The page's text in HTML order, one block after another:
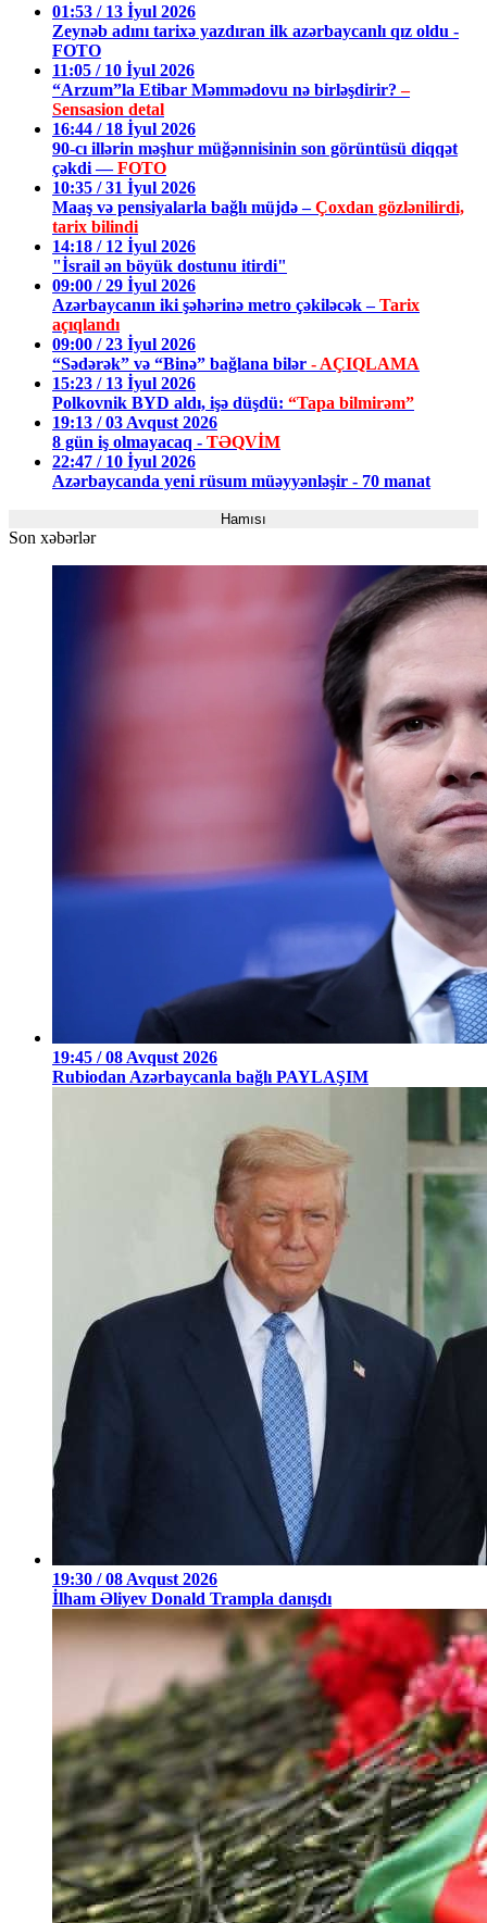
01:53 / 13 İyul 2026
Zeynəb adını tarixə yazdıran ilk azərbaycanlı qız oldu -
FOTO
11:05 / 10 İyul 2026
“Arzum”la Etibar Məmmədovu nə birləşdirir?–
Sensasion detal
16:44 / 18 İyul 2026
90-cı illərin məşhur müğənnisinin son görüntüsü diqqət
çəkdi —FOTO
10:35 / 31 İyul 2026
Maaş və pensiyalarla bağlı müjdə –Çoxdan gözlənilirdi,
tarix bilindi
14:18 / 12 İyul 2026
"İsrail ən böyük dostunu itirdi"
09:00 / 29 İyul 2026
Azərbaycanın iki şəhərinə metro çəkiləcək –Tarix
açıqlandı
09:00 / 23 İyul 2026
“Sədərək” və “Binə” bağlana bilər - AÇIQLAMA
15:23 / 13 İyul 2026
Polkovnik BYD aldı, işə düşdü: “Tapa bilmirəm”
19:13 / 03 Avqust 2026
8 gün iş olmayacaq - TƏQVİM
22:47 / 10 İyul 2026
Azərbaycanda yeni rüsum müəyyənləşir - 70 manat
Hamısı
Son xəbərlər
19:45 / 08 Avqust 2026
Rubiodan Azərbaycanla bağlı PAYLAŞIM
19:30 / 08 Avqust 2026
İlham Əliyev Donald Trampla danışdı